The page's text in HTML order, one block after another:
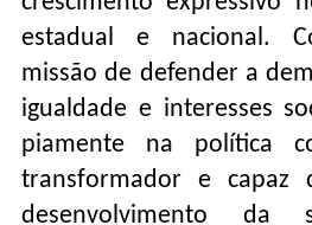
estadual e nacional.
missão de defender a
igualdade e interesses
piamente na política
transformador e capaz
desenvolvimento da